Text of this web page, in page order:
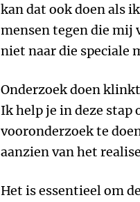
kan dat ook doen als
mensen tegen die mij
niet naar die speciale
Onderzoek doen
Ik help je in deze stap
vooronderzoek te
aanzien van het
Het is essentieel om